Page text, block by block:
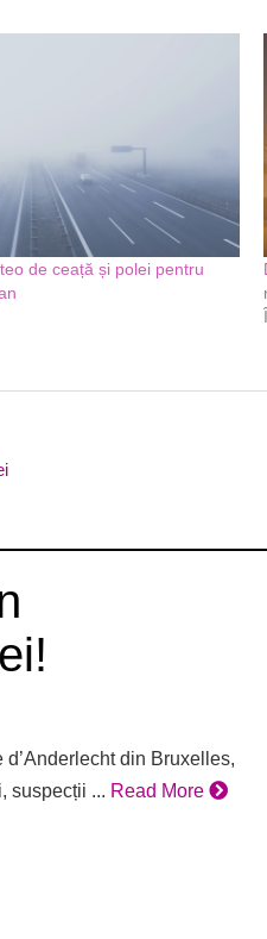
de ceață și polei pentru
din Bruxelles,
suspecții ... Read More